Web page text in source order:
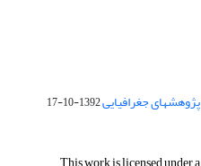
1392-10-17